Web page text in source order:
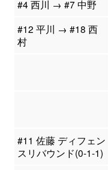
#4 西川 → #7 中野
#12 平川 → #18 西
村
#11 佐藤 ディフェン
スリバウンド(0-1-1)